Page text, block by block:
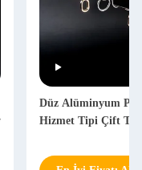
Düz Alüminyum
Hizmet Tipi Çift